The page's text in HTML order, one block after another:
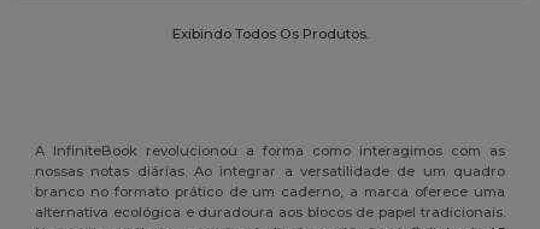
Exibindo Todos Os Produtos.
A InfiniteBook revolucionou a forma como interagimos com as
nossas notas diárias. Ao integrar a versatilidade de um quadro
branco no formato prático de um caderno, a marca oferece uma
alternativa ecológica e duradoura aos blocos de papel tradicionais.